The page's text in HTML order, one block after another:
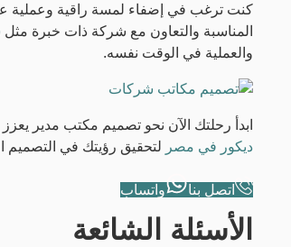
كنت ترغب في إضفاء لمسة راقية وعملية
المناسبة والتعاون مع شركة ذات خبرة مثل
والعملية في الوقت نفسه.
ابدأ رحلتك الآن نحو تصميم مكتب مدير
ديكور في مصر لتحقيق رؤيتك في التصميم
اتصل بنا واتساب
الأسئلة الشائعة